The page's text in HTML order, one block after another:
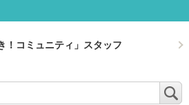
！コミュニティ」スタッフ